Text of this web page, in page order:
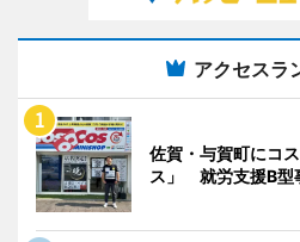
アクセスラ
佐賀・与賀町にコ
ス」 就労支援B型